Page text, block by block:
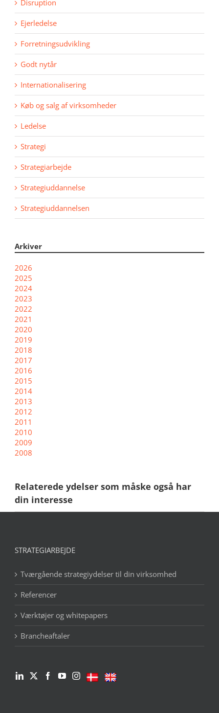
Disruption
Ejerledelse
Forretningsudvikling
Godt nytår
Internationalisering
Køb og salg af virksomheder
Ledelse
Strategi
Strategiarbejde
Strategiuddannelse
Strategiuddannelsen
Arkiver
2026
2025
2024
2023
2022
2021
2020
2019
2018
2017
2016
2015
2014
2013
2012
2011
2010
2009
2008
Relaterede ydelser som måske også har
din interesse
STRATEGIARBEJDE
Tværgående strategiydelser til din virksomhed
Referencer
Værktøjer og whitepapers
Brancheaftaler